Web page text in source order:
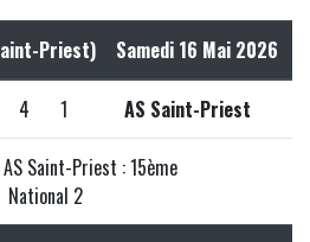
Priest) Samedi 16 Mai 2026
4 1 AS Saint-Priest
Saint-Priest : 15ème
National 2